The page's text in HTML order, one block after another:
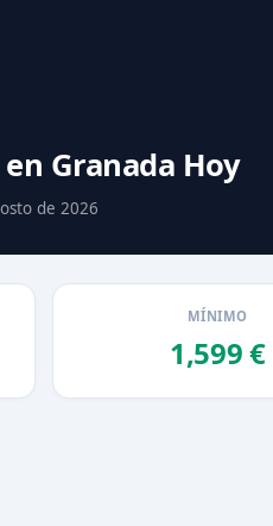
Granada Hoy
de 2026
MÍNIMO
1,599 €